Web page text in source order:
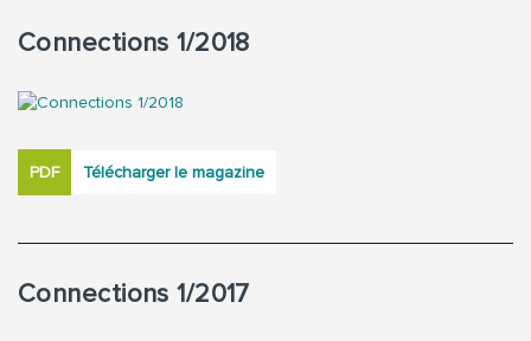
Connections 1/2018
PDF Télécharger le magazine
Connections 1/2017